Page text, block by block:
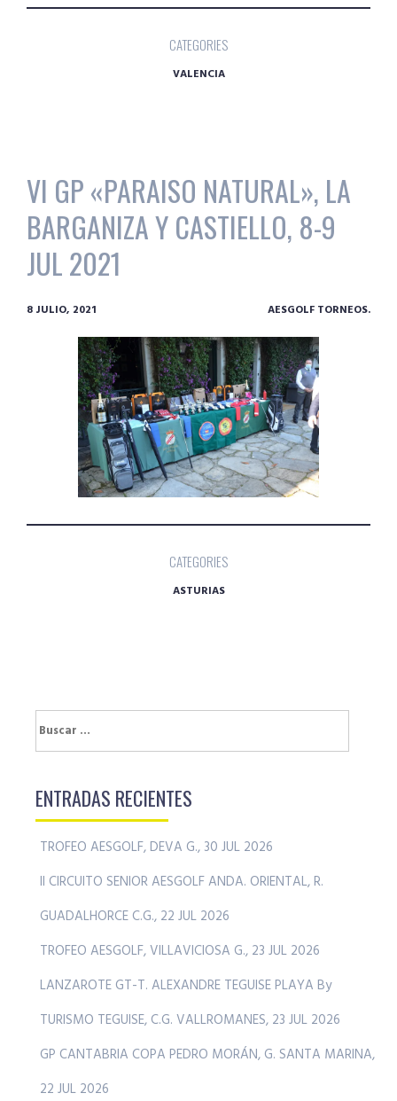
CATEGORIES
VALENCIA
VI GP «PARAISO NATURAL», LA
BARGANIZA Y CASTIELLO, 8-9
JUL 2021
8 JULIO, 2021 AESGOLF TORNEOS.
CATEGORIES
ASTURIAS
Buscar:
ENTRADAS RECIENTES
TROFEO AESGOLF, DEVA G., 30 JUL 2026
II CIRCUITO SENIOR AESGOLF ANDA. ORIENTAL, R.
GUADALHORCE C.G., 22 JUL 2026
TROFEO AESGOLF, VILLAVICIOSA G., 23 JUL 2026
LANZAROTE GT-T. ALEXANDRE TEGUISE PLAYA By
TURISMO TEGUISE, C.G. VALLROMANES, 23 JUL 2026
GP CANTABRIA COPA PEDRO MORÁN, G. SANTA MARINA,
22 JUL 2026